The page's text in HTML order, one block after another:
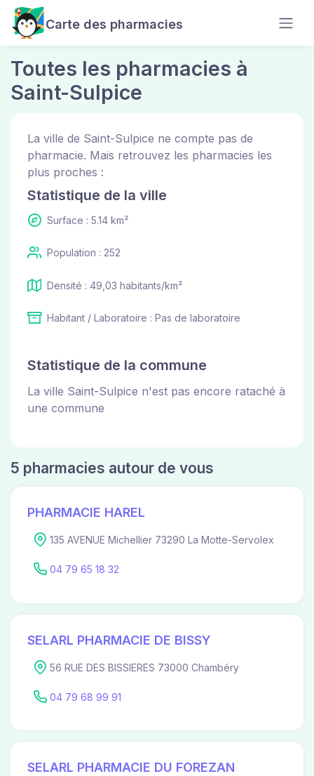
Carte des pharmacies
Toutes les pharmacies à
Saint-Sulpice
La ville de Saint-Sulpice ne compte pas de
pharmacie. Mais retrouvez les pharmacies les
plus proches :
Statistique de la ville
Surface : 5.14 km²
Population : 252
Densité : 49,03 habitants/km²
Habitant / Laboratoire : Pas de laboratoire
Statistique de la commune
La ville Saint-Sulpice n'est pas encore rataché à
une commune
5 pharmacies autour de vous
PHARMACIE HAREL
135 AVENUE Michellier 73290 La Motte-Servolex
04 79 65 18 32
SELARL PHARMACIE DE BISSY
56 RUE DES BISSIERES 73000 Chambéry
04 79 68 99 91
SELARL PHARMACIE DU FOREZAN